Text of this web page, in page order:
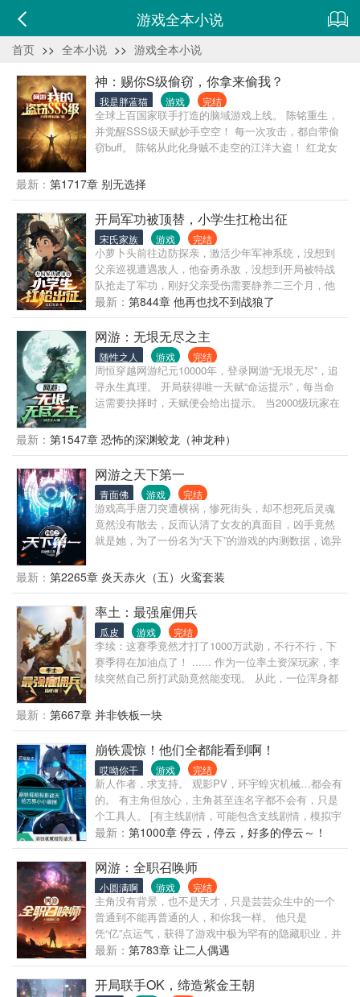
游戏全本小说
首页 >> 全本小说 >> 游戏全本小说
神：赐你S级偷窃，你拿来偷我？
我是胖蓝猫 游戏 完结
全球上百国家联手打造的脑域游戏上线。 陈铭重生，
并觉醒SSS级天赋妙手空空！ 每一次攻击，都自带偷
窃buff。 陈铭从此化身贼不走空的江洋大盗！ 红龙女
圣女：“如果你能把我教圣宝还回来的话……我做什么
都可以。” 魅魔妖王：“这小子，偷走了本王的心~”
…… 这一世，陈铭将站在的巅峰！
最新： 第1717章 别无选择
开局军功被顶替，小学生扛枪出征
宋氏家族 游戏 完结
小萝卜头前往边防探亲，激活少年军神系统，没想到
父亲巡视遭遇敌人，他奋勇杀敌，没想到开局被特战
队抢走了军功，刚好父亲受伤需要静养二三个月，他
决定替父从军，为父亲讨回来军功与尊严，等到暑假
过后，他父亲找他回去上学，却发现，年仅八岁的小
萝卜头，满身勋章站在他的面前，他惊呆了！
最新： 第844章 他再也找不到战狼了
网游：无垠无尽之主
随性之人 游戏 完结
周恒穿越网游纪元10000年，登录网游“无垠无尽”，追
寻永生真理。 开局获得唯一天赋“命运提示”，每当命
运需要抉择时，天赋便会给出提示。 当2000级玩家在
从2000级玩家手中获得“命运果树”。 命运提示二：远
离此地，朝着西方狂袭，或许会有属于你的意外之
喜。 当“无垠无尽”最终资料片开启时。 命运提示一：
古老的岁月已经在“无垠无尽”中流转，距离死亡倒计时
30天，你没有任何办法。 命运提示二：自斩等级，重
回1级，融入最终资料片，获得无上大伟力。 当终焉
从“无垠无尽”中落下时。 命运提示一：你秉承整个“无
垠无尽”命数，你或许可以尝试与终焉一决高下。 命运
取对抗终焉的终极力量，化身无垠无尽之主。 凭借命
运提示，不知从何时起，周恒成为“无垠无尽”的领航
人……
最新： 第1547章 恐怖的深渊蛟龙（神龙种）
网游之天下第一
青面佛 游戏 完结
游戏高手唐刀突遭横祸，惨死街头，却不想死后灵魂
竟然没有散去，反而认清了女友的真面目，凶手竟然
就是她，为了一份名为“天下”的游戏的内测数据，诡异
隐姓埋名，誓要成为天下第一，只为揪出女友身后的
真正主使，报仇雪恨……可是在这期间，唐刀也逐渐
接触到了一些超出他认知的事情，自己的复活、世界
的倒影、游戏的终极……这个世界，究竟隐藏着多少
秘密？天下第一，又真的是天下第一吗？ 天下，非一
人之天下，而是天下人之天下。
最新： 第2265章 炎天赤火（五）火鸾套装
率土：最强雇佣兵
瓜皮 游戏 完结
李续：这赛季竟然才打了1000万武勋，不行不行，下
赛季得在加油点了！ ...... 作为一位率土资深玩家，李
续突然自己所打武勋竟然能变现。 从此，一位浑身都
还在肝嘛？ 我见过很多肝帝，但是我没见过又肝又有
钱的肝帝！
最新： 第667章 并非铁板一块
崩铁震惊！他们全都能看到啊！
哎呦你干 游戏 完结
新人作者，求支持。 观影PV，环宇蝗灾机械…都会有
的。 有主角但放心，主角甚至连名字都不会有，只是
个工具人。 [有主线剧情，可能包含支线剧情，模拟宇
宙剧情PV是一定要有的。] (事先声明:不要过分追究于
细节还有本作者有些自己创的二创星宝的性格可能与
剧情中有些不符作者平常看二创看太多了，某些性格
已经根深蒂固了，所以各位读者大大就理解成二创里
的星宝吧。还有就是 很多剧情上的内容不可能直接全
部都跟原剧情一般怕被关毕竟原文写太多……当然如
果还是不能忍受你也可以理解为平行世界。】
最新： 第1000章 停云，停云，好多的停云～！
网游：全职召唤师
小圆满啊 游戏 完结
主角没有背景，也不是天才，只是芸芸众生中的一个
普通到不能再普通的人，和你我一样。 他只是
凭“亿”点运气，获得了游戏中极为罕有的隐藏职业，并
借此在这片虚拟世界中，开创了属于自己的时代。 就
是这么一个十分“现实”的故事，仅此而已。
最新： 第783章 让二人偶遇
开局联手OK，缔造紫金王朝